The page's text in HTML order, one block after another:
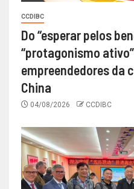
CCDIBC
Do “esperar pelos
“protagonismo
empreendedores da
China
04/08/2026 CCDIBC